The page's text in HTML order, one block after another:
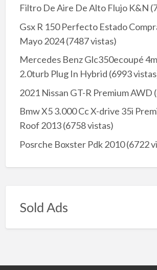
Filtro De Aire De Alto Flujo K&N
Gsx R 150 Perfecto Estado
Mayo 2024(7487 vistas)
Mercedes Benz Glc350ecoupé
2.0turb Plug In Hybrid (6993
2021 Nissan GT-R Premium AWD
Bmw X5 3.000 Cc X-drive 35i
Roof 2013(6758 vistas)
Posrche Boxster Pdk 2010(6722
Sold Ads